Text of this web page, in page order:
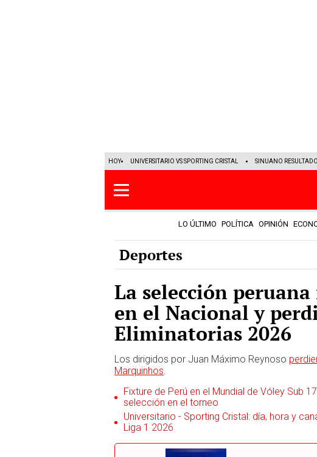
HOY UNIVERSITARIO VS SPORTING CRISTAL SINUANO
LO ÚLTIMO POLÍTICA OPINIÓN
Deportes
La selección
en el Nacional y
Eliminatorias 2026
Los dirigidos por Juan Máximo Reynoso
Marquinhos.
Fixture de Perú en el Mundial de Vóley Sub
selección en el torneo
Universitario - Sporting Cristal: día, hora y
Liga 1 2026